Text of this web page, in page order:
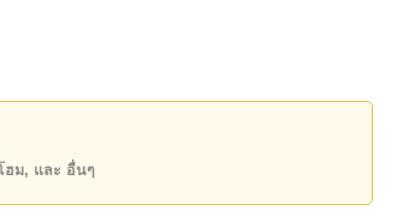
น
ราคาสำหรับสัญญาเช่า 1 ปี และต้องวาง
ฮม, และ อื่นๆ